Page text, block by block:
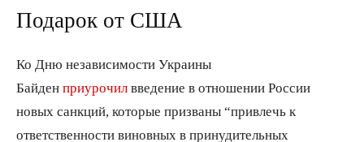
Подарок от США
Ко Дню независимости Украины
Байден приурочил введение в отношении России
новых санкций, которые призваны “привлечь к
ответственности виновных в принудительных